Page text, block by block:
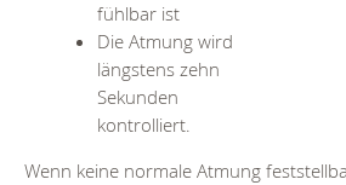
fühlbar ist
Die Atmung wird
längstens zehn
Sekunden
kontrolliert.
Wenn keine normale Atmung